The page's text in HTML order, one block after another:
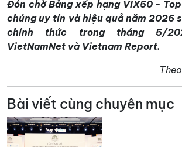
Đón chờ Bảng xếp hạng VIX50 -
chúng uy tín và hiệu quả năm 2026
chính thức trong tháng 5/
VietNamNet và Vietnam Report.
Bài viết cùng chuyên mục